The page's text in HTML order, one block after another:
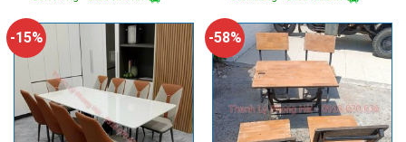
là:
13,290,000₫.
là:
tại
-15% -58%